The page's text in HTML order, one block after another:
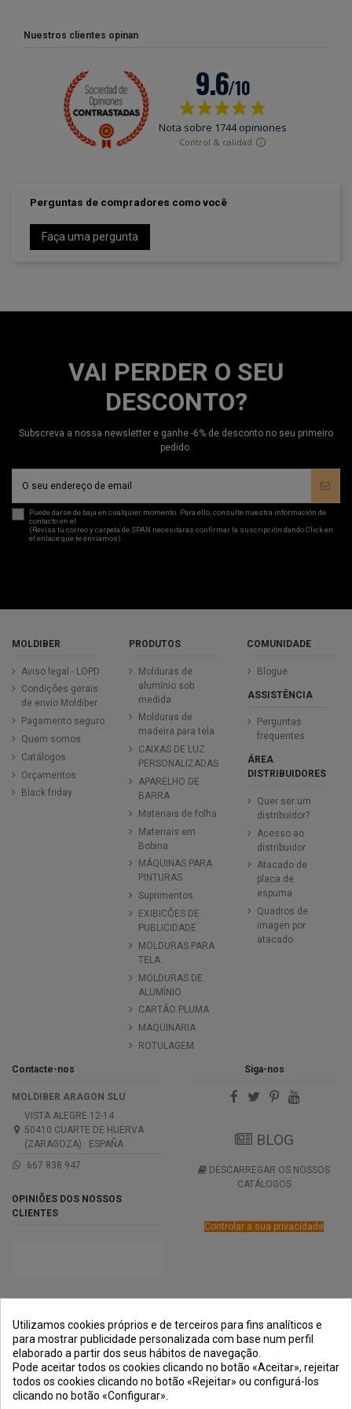
Nuestros clientes opinan
Perguntas de compradores como você
Faça uma pergunta
VAI PERDER O SEU
DESCONTO?
Subscreva a nossa newsletter e ganhe -6% de desconto no seu primeiro
pedido.
Puede darse de baja en cualquier momento. Para ello, consulte nuestra información de
contacto en el
(Revisa tu correo y carpeta de SPAN necesitaras confirmar la suscripción dando Click en
el enlace que te enviamos)
MOLDIBER
Aviso legal - LOPD
Condições gerais
de envio Moldiber
Pagamento seguro
Quem somos
Catálogos
Orçamentos
Black friday
PRODUTOS
Molduras de
alumínio sob
medida
Molduras de
madeira para tela
CAIXAS DE LUZ
PERSONALIZADAS
APARELHO DE
BARRA
Materiais de folha
Materiais em
Bobina
MÁQUINAS PARA
PINTURAS
Suprimentos
EXIBICÕES DE
PUBLICIDADE
MOLDURAS PARA
TELA
MOLDURAS DE
ALUMÍNIO
CARTÃO PLUMA
MAQUINARIA
ROTULAGEM
COMUNIDADE
Blogue
ASSISTÊNCIA
Perguntas
frequentes
ÁREA
DISTRIBUIDORES
Quer ser um
distribuidor?
Acesso ao
distribuidor
Atacado de
placa de
espuma
Quadros de
imagen por
atacado
Contacte-nos
MOLDIBER ARAGON SLU
VISTA ALEGRE 12-14
50410 CUARTE DE HUERVA
(ZARAGOZA) · ESPAÑA
667 838 947
OPINIÕES DOS NOSSOS
CLIENTES
Siga-nos
BLOG
DESCARREGAR OS NOSSOS
CATÁLOGOS
Controlar a sua privacidade
PAGAMENTO
SEGURA
Utilizamos cookies próprios e de terceiros para fins analíticos e
para mostrar publicidade personalizada com base num perfil
elaborado a partir dos seus hábitos de navegação.
Pode aceitar todos os cookies clicando no botão «Aceitar», rejeitar
todos os cookies clicando no botão «Rejeitar» ou configurá-los
clicando no botão «Configurar».